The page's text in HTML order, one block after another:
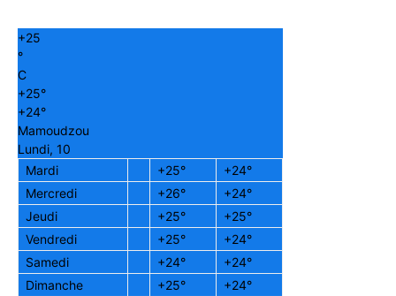
+25
°
C
+25°
+24°
Mamoudzou
Lundi, 10
Mardi
+25° +24°
Mercredi
+26° +24°
Jeudi
+25° +25°
Vendredi
+25° +24°
Samedi
+24° +24°
Dimanche
+25° +24°